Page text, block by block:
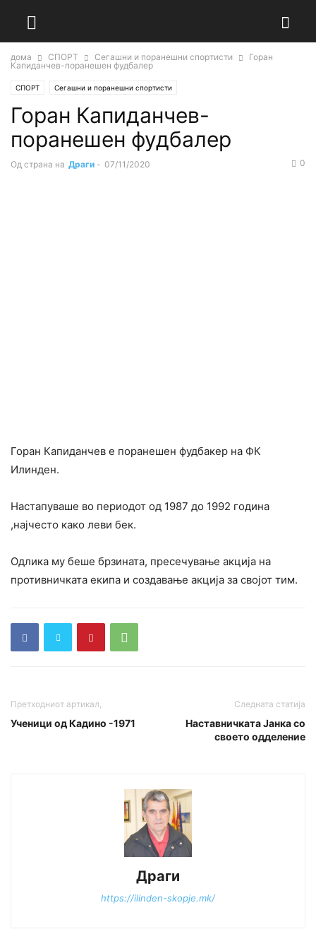
дома СПОРТ Сегашни и поранешни спортисти
Горан
Капиданчев-поранешен фудбалер
СПОРТ Сегашни и поранешни спортисти
Горан Капиданчев-
поранешен фудбалер
Од страна на Драги - 07/11/2020 0
Горан Капиданчев е поранешен фудбакер на ФК
Илинден.
Настапуваше во периодот од 1987 до 1992 година
,најчесто како леви бек.
Одлика му беше брзината, пресечување акција на
противничката екипа и создавање акција за својот тим.
Претходниот артикал,
Ученици од Кадино -1971
Следната статија
Наставничката Јанка со
своето одделение
Драги
https://ilinden-skopje.mk/